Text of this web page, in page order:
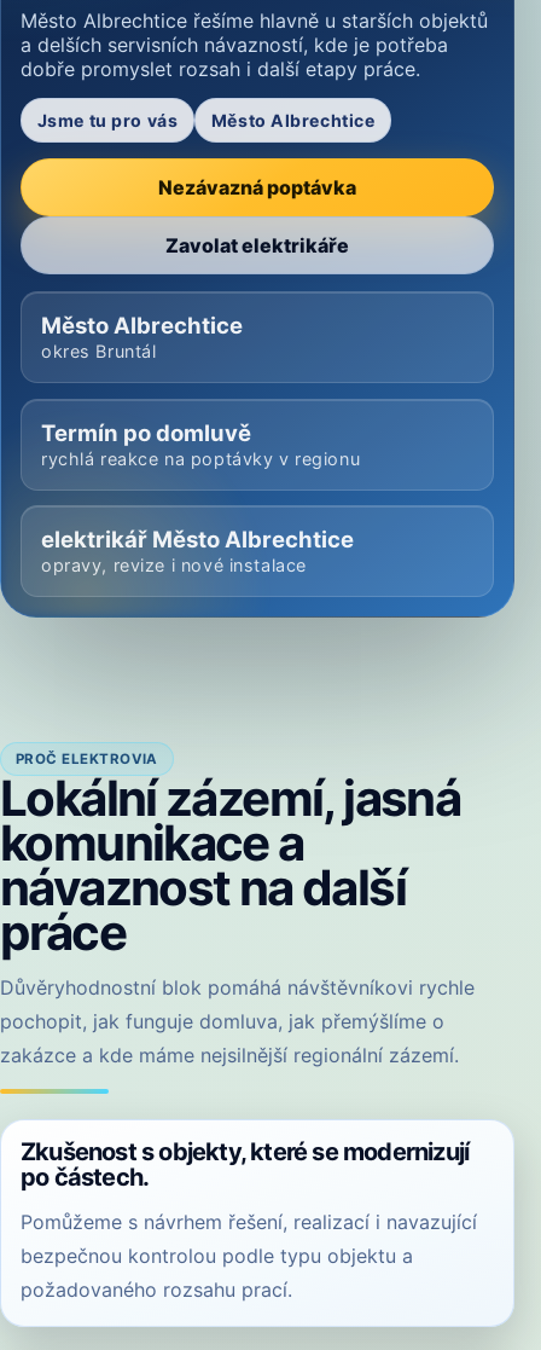
Město Albrechtice řešíme hlavně u starších objektů
a delších servisních návazností, kde je potřeba
dobře promyslet rozsah i další etapy práce.
Jsme tu pro vás Město Albrechtice
Nezávazná poptávka
Zavolat elektrikáře
Město Albrechtice
okres Bruntál
Termín po domluvě
rychlá reakce na poptávky v regionu
elektrikář Město Albrechtice
opravy, revize i nové instalace
PROČ ELEKTROVIA
Lokální zázemí, jasná
komunikace a
návaznost na další
práce
Důvěryhodnostní blok pomáhá návštěvníkovi rychle
pochopit, jak funguje domluva, jak přemýšlíme o
zakázce a kde máme nejsilnější regionální zázemí.
Zkušenost s objekty, které se modernizují
po částech.
Pomůžeme s návrhem řešení, realizací i navazující
bezpečnou kontrolou podle typu objektu a
požadovaného rozsahu prací.